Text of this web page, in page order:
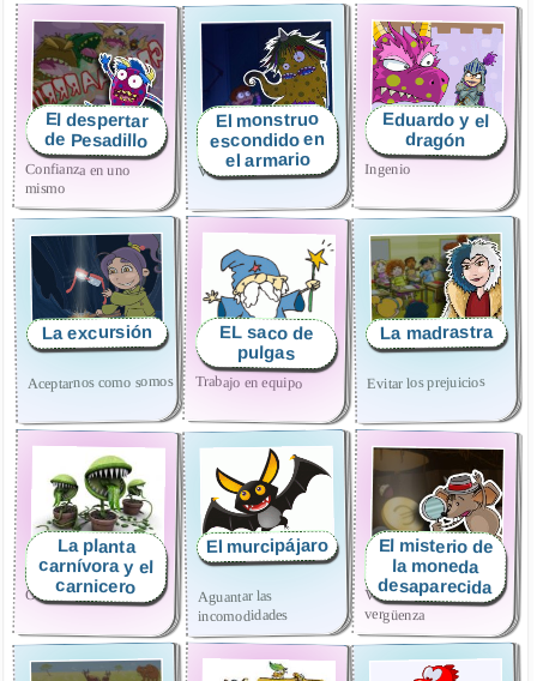
El despertar
de Pesadillo
Confianza en uno
mismo
El monstruo
escondido en
el armario
Valentía y tolerancia
Eduardo y el
dragón
Ingenio
La excursión
Aceptarnos como somos
EL saco de
pulgas
Trabajo en equipo
La madrastra
Evitar los prejuicios
La planta
carnívora y el
carnicero
Obediencia
El murcipájaro
Aguantar las
incomodidades
El misterio de
la moneda
desaparecida
Vencer la timidez y la
vergüenza